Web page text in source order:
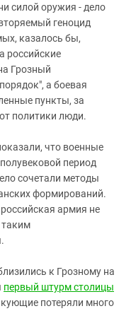
силой оружия - дело
геноцид
казалось бы,
российские
Грозный
а боевая
пункты, за
политики люди.
что военные
период
сочетали методы
формирований.
армия не
таким
к Грозному на
первый штурм столицы
потеряли много